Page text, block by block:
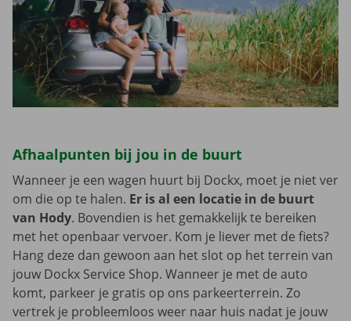
Afhaalpunten bij jou in de buurt
Wanneer je een wagen huurt bij Dockx, moet je niet ver
om die op te halen. Er is al een locatie in de buurt
van Hody. Bovendien is het gemakkelijk te bereiken
met het openbaar vervoer. Kom je liever met de fiets?
Hang deze dan gewoon aan het slot op het terrein van
jouw Dockx Service Shop. Wanneer je met de auto
komt, parkeer je gratis op ons parkeerterrein. Zo
vertrek je probleemloos weer naar huis nadat je jouw